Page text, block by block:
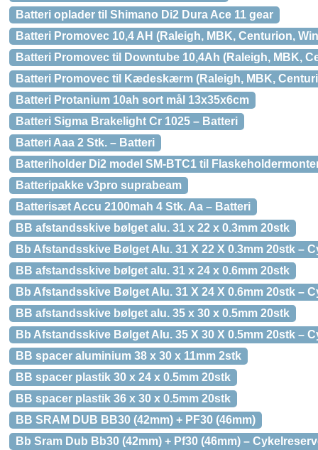
Batteri oplader til Shimano Di2 Dura Ace 11 gear
Batteri Promovec 10,4 AH (Raleigh, MBK, Centurion,
Batteri Promovec til Downtube 10,4Ah (Raleigh, MBK,
Batteri Promovec til Kædeskærm (Raleigh, MBK,
Batteri Protanium 10ah sort mål 13x35x6cm
Batteri Sigma Brakelight Cr 1025 – Batteri
Batteri Aaa 2 Stk. – Batteri
Batteriholder Di2 model SM-BTC1 til
Batteripakke v3pro suprabeam
Batterisæt Accu 2100mah 4 Stk. Aa – Batteri
BB afstandsskive bølget alu. 31 x 22 x 0.3mm 20stk
Bb Afstandsskive Bølget Alu. 31 X 22 X 0.3mm 20stk –
BB afstandsskive bølget alu. 31 x 24 x 0.6mm 20stk
Bb Afstandsskive Bølget Alu. 31 X 24 X 0.6mm 20stk –
BB afstandsskive bølget alu. 35 x 30 x 0.5mm 20stk
Bb Afstandsskive Bølget Alu. 35 X 30 X 0.5mm 20stk –
BB spacer aluminium 38 x 30 x 11mm 2stk
BB spacer plastik 30 x 24 x 0.5mm 20stk
BB spacer plastik 36 x 30 x 0.5mm 20stk
BB SRAM DUB BB30 (42mm) + PF30 (46mm)
Bb Sram Dub Bb30 (42mm) + Pf30 (46mm) –